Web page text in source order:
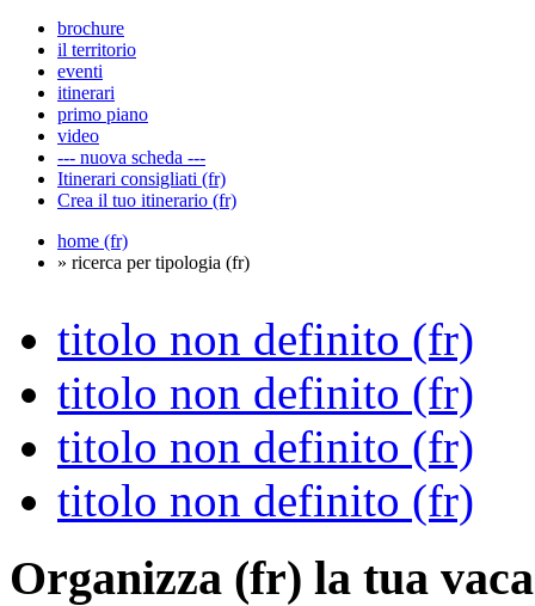
brochure
il territorio
eventi
itinerari
primo piano
video
--- nuova scheda ---
Itinerari consigliati (fr)
Crea il tuo itinerario (fr)
home (fr)
» ricerca per tipologia (fr)
titolo non definito (fr)
titolo non definito (fr)
titolo non definito (fr)
titolo non definito (fr)
Organizza (fr) la tua